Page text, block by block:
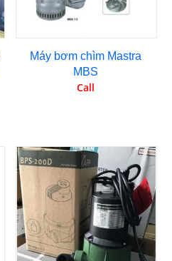
Máy bơm chìm Mastra
MBS
Call